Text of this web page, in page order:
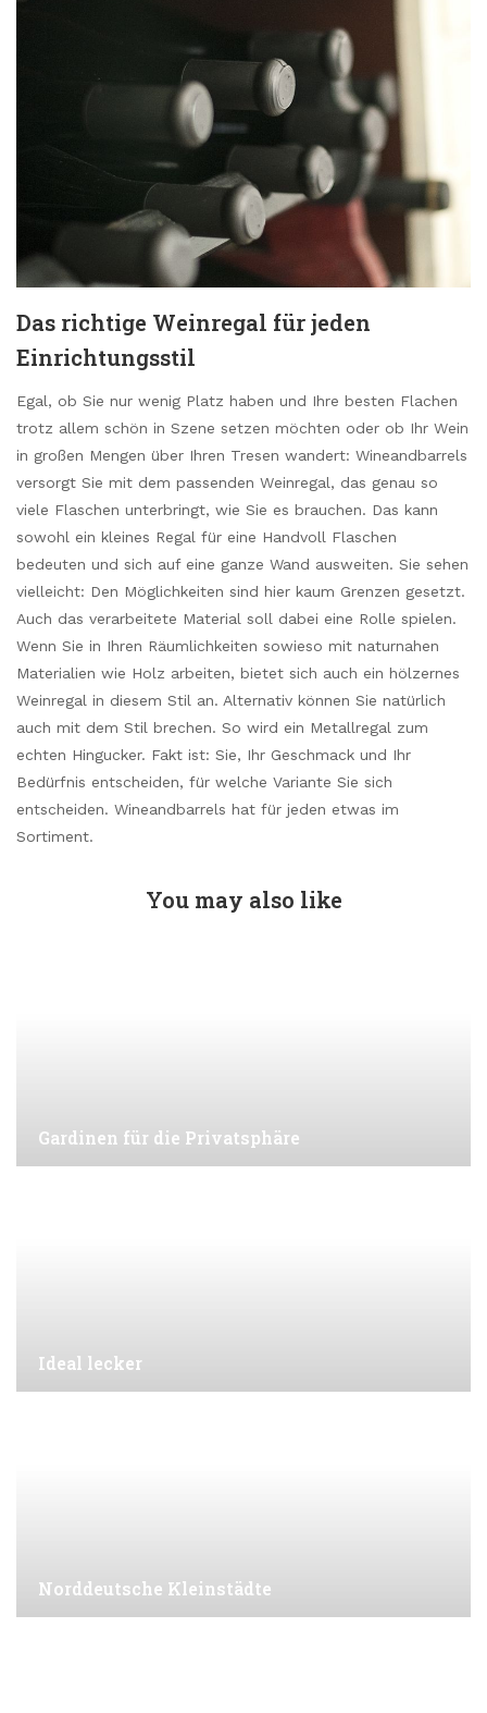
Das richtige Weinregal für jeden
Einrichtungsstil
Egal, ob Sie nur wenig Platz haben und Ihre besten Flachen
trotz allem schön in Szene setzen möchten oder ob Ihr Wein
in großen Mengen über Ihren Tresen wandert: Wineandbarrels
versorgt Sie mit dem passenden Weinregal, das genau so
viele Flaschen unterbringt, wie Sie es brauchen. Das kann
sowohl ein kleines Regal für eine Handvoll Flaschen
bedeuten und sich auf eine ganze Wand ausweiten. Sie sehen
vielleicht: Den Möglichkeiten sind hier kaum Grenzen gesetzt.
Auch das verarbeitete Material soll dabei eine Rolle spielen.
Wenn Sie in Ihren Räumlichkeiten sowieso mit naturnahen
Materialien wie Holz arbeiten, bietet sich auch ein hölzernes
Weinregal in diesem Stil an. Alternativ können Sie natürlich
auch mit dem Stil brechen. So wird ein Metallregal zum
echten Hingucker. Fakt ist: Sie, Ihr Geschmack und Ihr
Bedürfnis entscheiden, für welche Variante Sie sich
entscheiden. Wineandbarrels hat für jeden etwas im
Sortiment.
You may also like
Gardinen für die Privatsphäre
Ideal lecker
Norddeutsche Kleinstädte